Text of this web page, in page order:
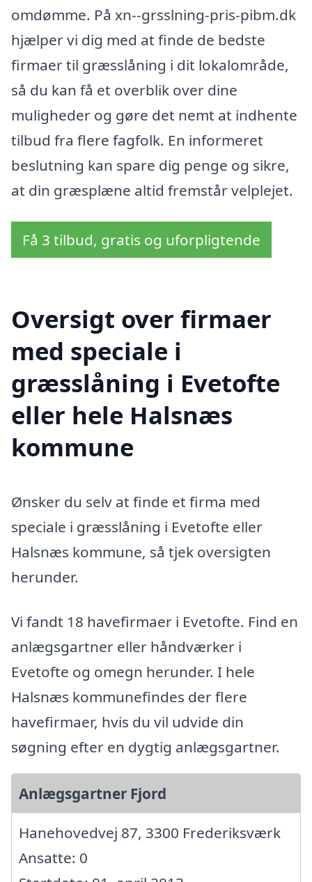
omdømme. På xn--grsslning-pris-pibm.dk
hjælper vi dig med at finde de bedste
firmaer til græsslåning i dit lokalområde,
så du kan få et overblik over dine
muligheder og gøre det nemt at indhente
tilbud fra flere fagfolk. En informeret
beslutning kan spare dig penge og sikre,
at din græsplæne altid fremstår velplejet.
Få 3 tilbud, gratis og uforpligtende
Oversigt over firmaer
med speciale i
græsslåning i Evetofte
eller hele Halsnæs
kommune
Ønsker du selv at finde et firma med
speciale i græsslåning i Evetofte eller
Halsnæs kommune, så tjek oversigten
herunder.
Vi fandt 18 havefirmaer i Evetofte. Find en
anlægsgartner eller håndværker i
Evetofte og omegn herunder. I hele
Halsnæs kommunefindes der flere
havefirmaer, hvis du vil udvide din
søgning efter en dygtig anlægsgartner.
Anlægsgartner Fjord
Hanehovedvej 87, 3300 Frederiksværk
Ansatte: 0